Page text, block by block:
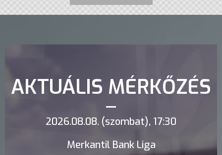
AKTUÁLIS MÉRKŐZÉS
2026.08.08. (szombat), 17:30
Merkantil Bank Liga